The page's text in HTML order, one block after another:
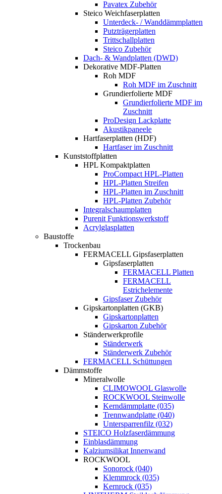
Pavatex Zubehör
Steico Weichfaserplatten
Unterdeck- / Wanddämmplatten
Putzträgerplatten
Trittschallplatten
Steico Zubehör
Dach- & Wandplatten (DWD)
Dekorative MDF-Platten
Roh MDF
Roh MDF im Zuschnitt
Grundierfolierte MDF
Grundierfolierte MDF im
Zuschnitt
ProDesign Lackplatte
Akustikpaneele
Hartfaserplatten (HDF)
Hartfaser im Zuschnitt
Kunststoffplatten
HPL Kompaktplatten
ProCompact HPL-Platten
HPL-Platten Streifen
HPL-Platten im Zuschnitt
HPL-Platten Zubehör
Integralschaumplatten
Purenit Funktionswerkstoff
Acrylglasplatten
Baustoffe
Trockenbau
FERMACELL Gipsfaserplatten
Gipsfaserplatten
FERMACELL Platten
FERMACELL
Estrichelemente
Gipsfaser Zubehör
Gipskartonplatten (GKB)
Gipskartonplatten
Gipskarton Zubehör
Ständerwerkprofile
Ständerwerk
Ständerwerk Zubehör
FERMACELL Schüttungen
Dämmstoffe
Mineralwolle
CLIMOWOOL Glaswolle
ROCKWOOL Steinwolle
Kerndämmplatte (035)
Trennwandplatte (040)
Untersparrenfilz (032)
STEICO Holzfaserdämmung
Einblasdämmung
Kalziumsilikat Innenwand
ROCKWOOL
Sonorock (040)
Klemmrock (035)
Kernrock (035)